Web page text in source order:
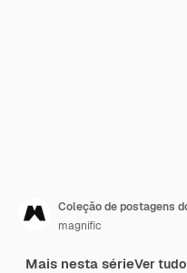
magnific
Mais nesta sérieVer tudo